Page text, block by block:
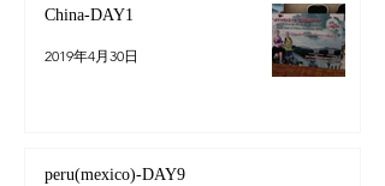
China-DAY1
2019年4月30日
peru(mexico)-DAY9